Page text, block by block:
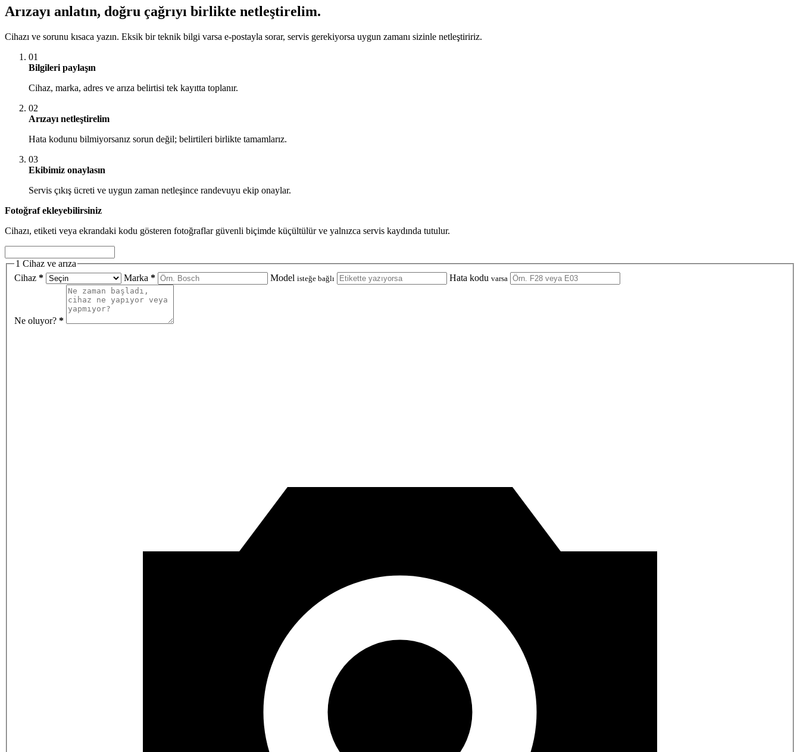
Arızayı anlatın, doğru çağrıyı birlikte netleştirelim.
Cihazı ve sorunu kısaca yazın. Eksik bir teknik bilgi varsa e-postayla sorar, servis gerekiyorsa uygun zamanı sizinle netleştiririz.
01
Bilgileri paylaşın
Cihaz, marka, adres ve arıza belirtisi tek kayıtta toplanır.
02
Arızayı netleştirelim
Hata kodunu bilmiyorsanız sorun değil; belirtileri birlikte tamamlarız.
03
Ekibimiz onaylasın
Servis çıkış ücreti ve uygun zaman netleşince randevuyu ekip onaylar.
Fotoğraf ekleyebilirsiniz
Cihazı, etiketi veya ekrandaki kodu gösteren fotoğraflar güvenli biçimde küçültülür ve yalnızca servis kaydında tutulur.
1 Cihaz ve arıza
Cihaz * Marka * Model isteğe bağlı Hata kodu varsa
Ne oluyor? *